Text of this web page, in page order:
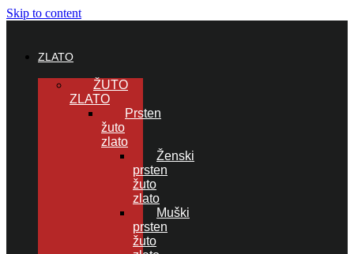
Skip to content
ZLATO
ŽUTO
ZLATO
Prsten
žuto
zlato
Ženski
prsten
žuto
zlato
Muški
prsten
žuto